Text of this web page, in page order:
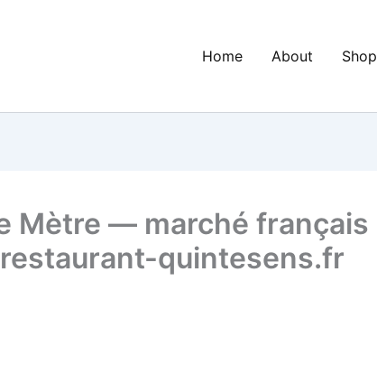
Home About Shop
Mètre — marché français
quintesens.fr